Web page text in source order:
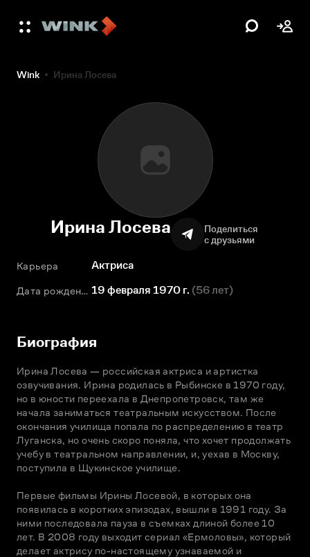
Wink Ирина Лосева
Ирина Лосева
Поделиться
с друзьями
Карьера Актриса
Дата рождения 19 февраля 1970 г. (56 лет)
Биография
Ирина Лосева — российская актриса и артистка
озвучивания. Ирина родилась в Рыбинске в 1970 году,
но в юности переехала в Днепропетровск, там же
начала заниматься театральным искусством. После
окончания училища попала по распределению в театр
Луганска, но очень скоро поняла, что хочет продолжать
учебу в театральном направлении, и, уехав в Москву,
поступила в Щукинское училище.
Первые фильмы Ирины Лосевой, в которых она
появилась в коротких эпизодах, вышли в 1991 году. За
ними последовала пауза в съемках длиной более 10
лет. В 2008 году выходит сериал «Ермоловы», который
делает актрису по-настоящему узнаваемой и